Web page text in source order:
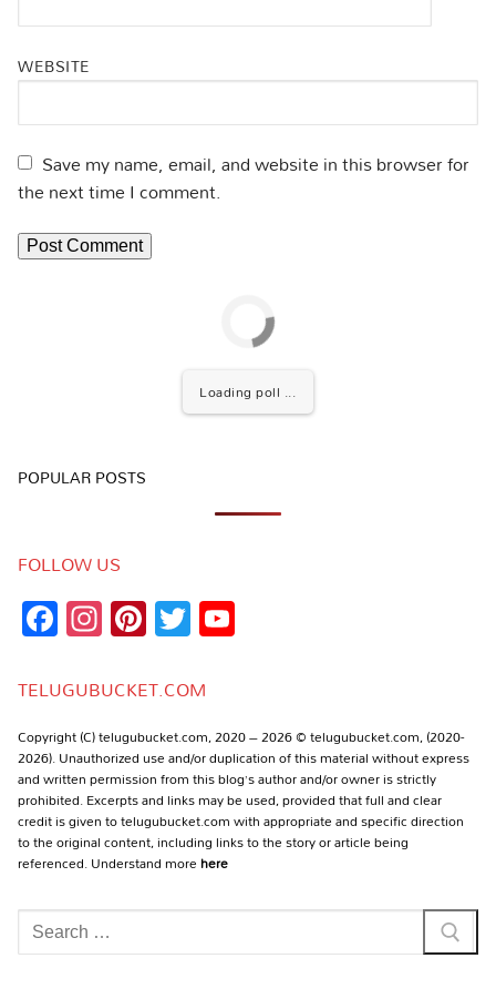
WEBSITE
Save my name, email, and website in this browser for
the next time I comment.
Loading poll ...
POPULAR POSTS
FOLLOW US
Facebook
Instagram
Pinterest
Twitter
TELUGUBUCKET.COM
Copyright (C) telugubucket.com, 2020 – 2026 © telugubucket.com, (2020-
2026). Unauthorized use and/or duplication of this material without express
and written permission from this blog’s author and/or owner is strictly
prohibited. Excerpts and links may be used, provided that full and clear
credit is given to telugubucket.com with appropriate and specific direction
to the original content, including links to the story or article being
referenced. Understand morehere
Search
for: